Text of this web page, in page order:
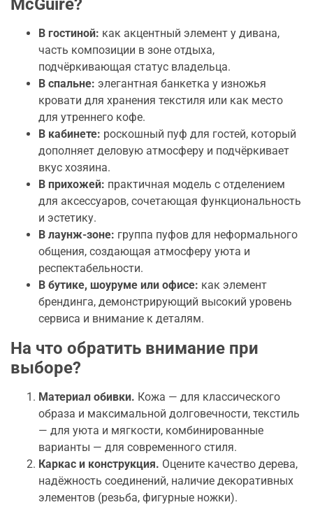
McGuire?
В гостиной: как акцентный элемент у дивана,
часть композиции в зоне отдыха,
подчёркивающая статус владельца.
В спальне: элегантная банкетка у изножья
кровати для хранения текстиля или как место
для утреннего кофе.
В кабинете: роскошный пуф для гостей, который
дополняет деловую атмосферу и подчёркивает
вкус хозяина.
В прихожей: практичная модель с отделением
для аксессуаров, сочетающая функциональность
и эстетику.
В лаунж-зоне: группа пуфов для неформального
общения, создающая атмосферу уюта и
респектабельности.
В бутике, шоуруме или офисе: как элемент
брендинга, демонстрирующий высокий уровень
сервиса и внимание к деталям.
На что обратить внимание при
выборе?
Материал обивки. Кожа — для классического
образа и максимальной долговечности, текстиль
— для уюта и мягкости, комбинированные
варианты — для современного стиля.
Каркас и конструкция. Оцените качество дерева,
надёжность соединений, наличие декоративных
элементов (резьба, фигурные ножки).